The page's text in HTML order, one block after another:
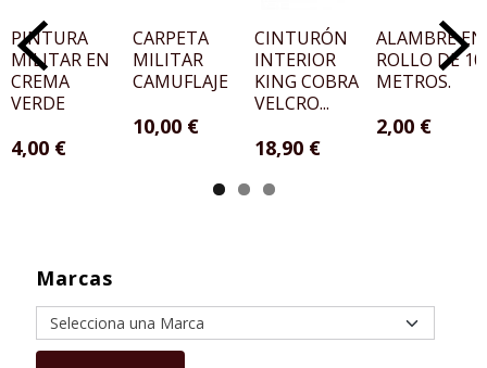
Marcas
PINTURA
MILITAR EN
CREMA
VERDE
4,00 €
CARPETA
MILITAR
CAMUFLAJE
10,00 €
CINTURÓN
INTERIOR
KING COBRA
VELCRO...
18,90 €
ALAMBRE EN
ROLLO DE 10
METROS.
2,00 €